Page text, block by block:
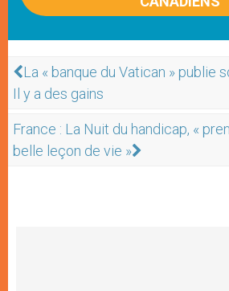
La « banque du Vatican » publie
Il y a des gains
France : La Nuit du handicap, «
belle leçon de vie »